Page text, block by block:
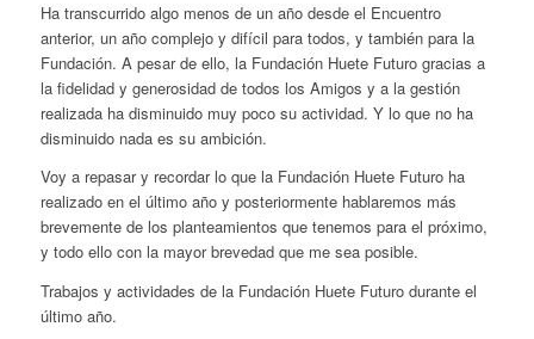
Ha transcurrido algo menos de un año desde el Encuentro
anterior, un año complejo y difícil para todos, y también para la
Fundación. A pesar de ello, la Fundación Huete Futuro gracias a
la fidelidad y generosidad de todos los Amigos y a la gestión
realizada ha disminuido muy poco su actividad. Y lo que no ha
disminuido nada es su ambición.
Voy a repasar y recordar lo que la Fundación Huete Futuro ha
realizado en el último año y posteriormente hablaremos más
brevemente de los planteamientos que tenemos para el próximo,
y todo ello con la mayor brevedad que me sea posible.
Trabajos y actividades de la Fundación Huete Futuro durante el
último año.